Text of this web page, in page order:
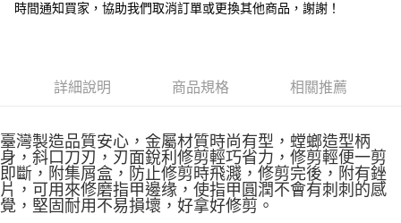
AFTEE先享後付
便利好安心！
３．安心：先確認商品／服務後，再付款。
【「AFTEE先享後付」結帳流程】
１．於結帳方式選擇「AFTEE先享後付」後，將跳轉至「AFTEE先享後付」
結帳頁面，進行簡訊認證並確認金額後，即可完成結帳。
２．訂單成立數日內，您將收到繳費通知簡訊。
運送方式
全家取貨付款三天後到
每筆NT$60，滿NT$490(含以上)免運費
時間通知買家，協助我們取消訂單或更換其他商品，謝謝！
詳細說明 商品規格 相關推薦
臺灣製造品質安心，金屬材質時尚有型，螳螂造型柄
身，斜口刀刃，刃面銳利修剪輕巧省力，修剪輕便一剪
即斷，附集屑盒，防止修剪時飛濺，修剪完後，附有銼
片，可用來修磨指甲邊缘，使指甲圓潤不會有刺刺的感
覺，堅固耐用不易損壞，好拿好修剪。